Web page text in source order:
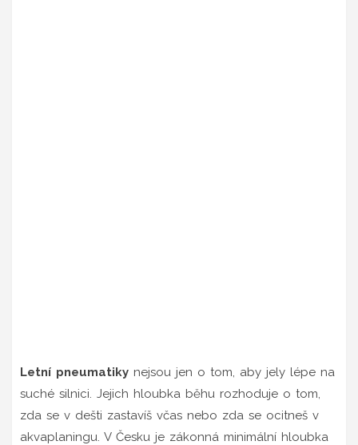
Letní pneumatiky nejsou jen o tom, aby jely lépe na
suché silnici. Jejich hloubka běhu rozhoduje o tom,
zda se v dešti zastavíš včas nebo zda se ocitneš v
akvaplaningu. V Česku je zákonná minimální hloubka